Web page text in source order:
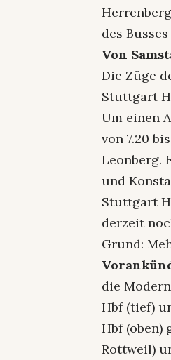
des
Von
Die Züge
Stuttgart
Um einen
von 7.20
Leonberg.
und
Stuttgart
derzeit
Grund:
die
Hbf (tief)
Hbf (oben)
Rottweil)